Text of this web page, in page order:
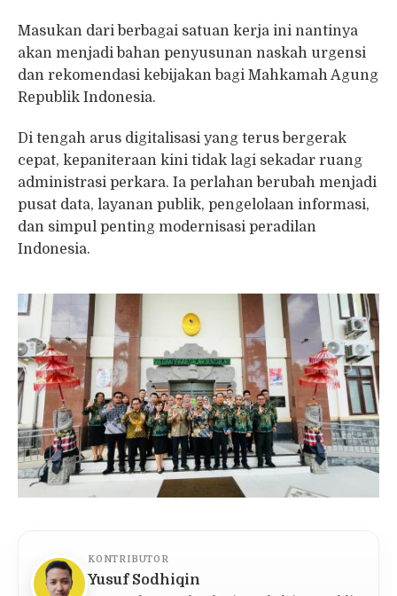
Masukan dari berbagai satuan kerja ini nantinya
akan menjadi bahan penyusunan naskah urgensi
dan rekomendasi kebijakan bagi Mahkamah Agung
Republik Indonesia.
Di tengah arus digitalisasi yang terus bergerak
cepat, kepaniteraan kini tidak lagi sekadar ruang
administrasi perkara. Ia perlahan berubah menjadi
pusat data, layanan publik, pengelolaan informasi,
dan simpul penting modernisasi peradilan
Indonesia.
KONTRIBUTOR
Yusuf Sodhiqin